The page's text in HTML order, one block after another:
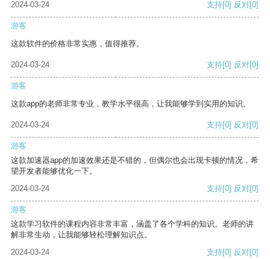
2024-03-24
支持[0] 反对[0]
游客
这款软件的价格非常实惠，值得推荐。
2024-03-24 支持[0] 反对[0]
游客
这款app的老师非常专业，教学水平很高，让我能够学到实用的知识。
2024-03-24 支持[0] 反对[0]
游客
这款加速器app的加速效果还是不错的，但偶尔也会出现卡顿的情况，希
望开发者能够优化一下。
2024-03-24
支持[0] 反对[0]
游客
这款学习软件的课程内容非常丰富，涵盖了各个学科的知识。老师的讲
解非常生动，让我能够轻松理解知识点。
2024-03-24
支持[0] 反对[0]